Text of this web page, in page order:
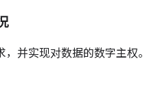
并实现对数据的数字主权。